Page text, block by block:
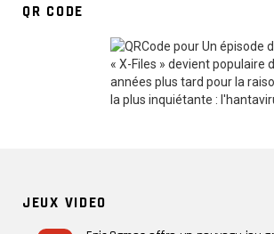
QR CODE
JEUX VIDEO